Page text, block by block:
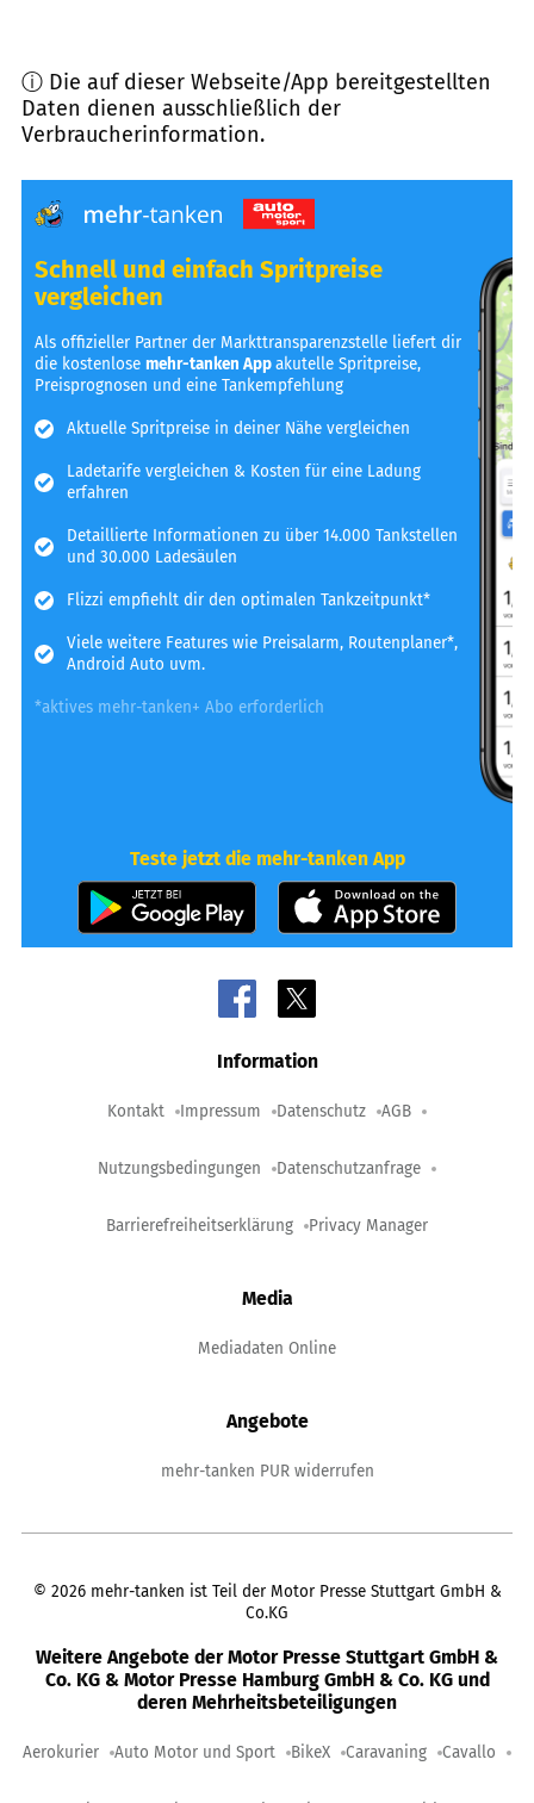
ⓘ Die auf dieser Webseite/App bereitgestellten
Daten dienen ausschließlich der
Verbraucherinformation.
Schnell und einfach Spritpreise
vergleichen
Als offizieller Partner der Markttransparenzstelle liefert dir
die kostenlosemehr-tanken Appakutelle Spritpreise,
Preisprognosen und eine Tankempfehlung
Aktuelle Spritpreise in deiner Nähe vergleichen
Ladetarife vergleichen & Kosten für eine Ladung
erfahren
Detaillierte Informationen zu über 14.000 Tankstellen
und 30.000 Ladesäulen
Flizzi empfiehlt dir den optimalen Tankzeitpunkt*
Viele weitere Features wie Preisalarm, Routenplaner*,
Android Auto uvm.
*aktives mehr-tanken+ Abo erforderlich
Teste jetzt die mehr-tanken App
Information
Kontakt Impressum Datenschutz AGB
Nutzungsbedingungen Datenschutzanfrage
Barrierefreiheitserklärung Privacy Manager
Media
Mediadaten Online
Angebote
mehr-tanken PUR widerrufen
© 2026 mehr-tanken ist Teil der Motor Presse Stuttgart GmbH &
Co.KG
Weitere Angebote der Motor Presse Stuttgart GmbH &
Co. KG & Motor Presse Hamburg GmbH & Co. KG und
deren Mehrheitsbeteiligungen
Aerokurier Auto Motor und Sport BikeX Caravaning Cavallo